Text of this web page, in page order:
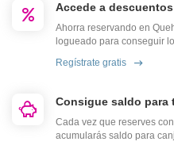
Accede a
Ahorra reservando en
logueado para conseguir
Regístrate gratis
Consigue saldo para
Cada vez que reserves
acumularás saldo para